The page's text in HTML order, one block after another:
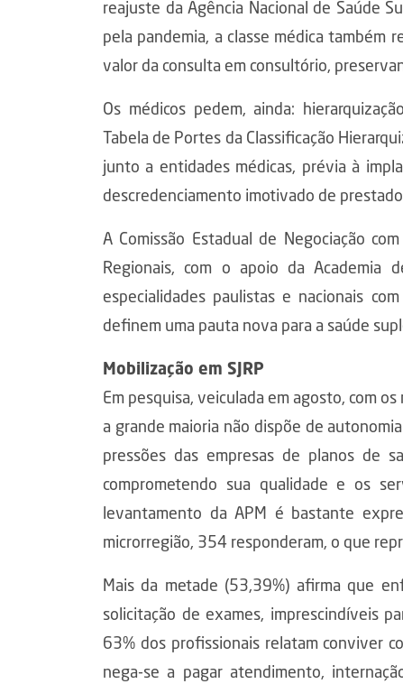
reajuste da Agência Nacional de Saúde
pela pandemia, a classe médica também
valor da consulta em consultório,
Os médicos pedem, ainda:
Tabela de Portes da Classificação
junto a entidades médicas, prévia à
descredenciamento imotivado de
A Comissão Estadual de Negociação
Regionais, com o apoio da Academia
especialidades paulistas e nacionais
definem uma pauta nova para a saúde
Mobilização em SJRP
Em pesquisa, veiculada em agosto, com
a grande maioria não dispõe de
pressões das empresas de planos de
comprometendo sua qualidade e os
levantamento da APM é bastante
microrregião, 354 responderam, o que
Mais da metade (53,39%) afirma que
solicitação de exames, imprescindíveis
63% dos profissionais relatam conviver
nega-se a pagar atendimento,